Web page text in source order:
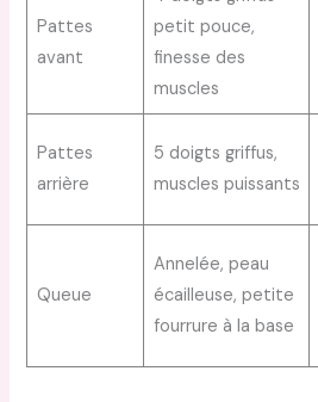
Pattes
avant
petit pouce,
finesse des
muscles
Pattes
arrière
5 doigts griffus,
muscles puissants
Queue
Annelée, peau
écailleuse, petite
fourrure à la base